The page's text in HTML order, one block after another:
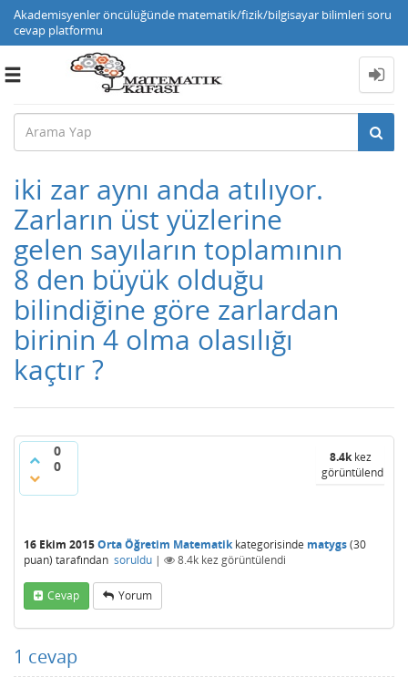
Akademisyenler öncülüğünde matematik/fizik/bilgisayar bilimleri soru
cevap platformu
Toggle
iki zar aynı anda atılıyor.
Zarların üst yüzlerine
gelen sayıların toplamının
8 den büyük olduğu
bilindiğine göre zarlardan
birinin 4 olma olasılığı
kaçtır ?
0
0
8.4kkez
görüntülendi
16 Ekim 2015Orta Öğretim Matematikkategorisinde matygs(30
puan) tarafından soruldu | 8.4k kez görüntülendi
Cevap Yorum
1 cevap